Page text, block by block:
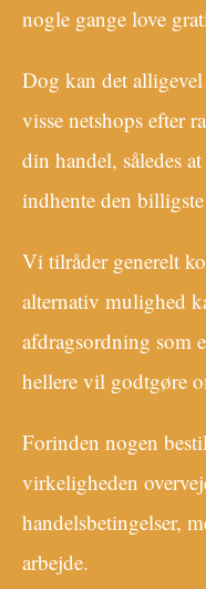
nogle gange love
Dog kan det
visse netshops efter
din handel, således
indhente den
Vi tilråder generelt
alternativ mulighed
afdragsordning som
hellere vil godtgøre
Forinden nogen
virkeligheden
handelsbetingelser,
arbejde.